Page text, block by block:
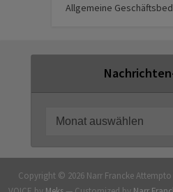
Allgemeine
Copyright © 2026 Narr Francke